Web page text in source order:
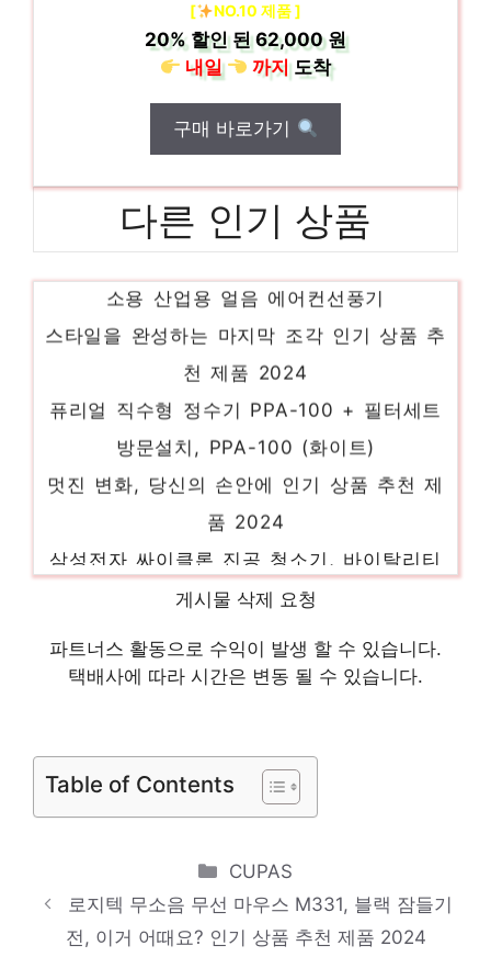
[ NO.10 제품 ]
20%할인 된62,000 원
내일
까지도착
구매 바로가기
다른 인기 상품
신일 냉풍기 듀얼 에어쿨러 이동식 가정용 업
스타일을 완성하는 마지막 조각 인기 상품 추
천 제품 2024
퓨리얼 직수형 정수기 PPA-100 + 필터세트
방문설치, PPA-100 (화이트)
멋진 변화, 당신의 손안에 인기 상품 추천 제
품 2024
삼성전자 싸이클론 진공 청소기, 바이탈리티
레드, VC33M2100LR
눈부신 스타일, 당신을 위해 인기 상품 추천
제품 2024
우드웰 스토리 서랍형 듀얼 모니터 받침대
제한된 시간, 무한한 가치 인기 상품 추천 제
품 2024
온 앰플 3개, 메디큐브 부스터프로+앰플3개
당신만의 특별한 아이템! 인기 상품 추천 제
품 2024
게시물 삭제 요청
파트너스 활동으로 수익이 발생 할 수 있습니다.
택배사에 따라 시간은 변동 될 수 있습니다.
Table of Contents
Categories
CUPAS
로지텍 무소음 무선 마우스 M331, 블랙 잠들기
전, 이거 어때요? 인기 상품 추천 제품 2024